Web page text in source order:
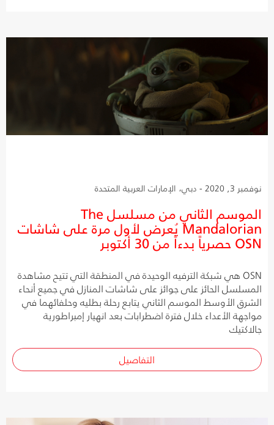
نوفمبر 3, 2020 - دبي، الإمارات العربية المتحدة
الموسم الثاني من مسلسل The
Mandalorian يُعرض لأول مرة على شاشات
OSN حصرياً بدءاً من 30 أكتوبر
OSN هي شبكة الترفيه الوحيدة في المنطقة التي تتيح مشاهدة
المسلسل الحائز على جوائز على شاشات المنازل في جميع أنحاء
الشرق الأوسط الموسم الثاني يتابع رحلة بطليه وحلفائهما في
مواجهة الأعداء خلال فترة اضطرابات بعد انهيار إمبراطورية
جالاكتيك
التفاصيل